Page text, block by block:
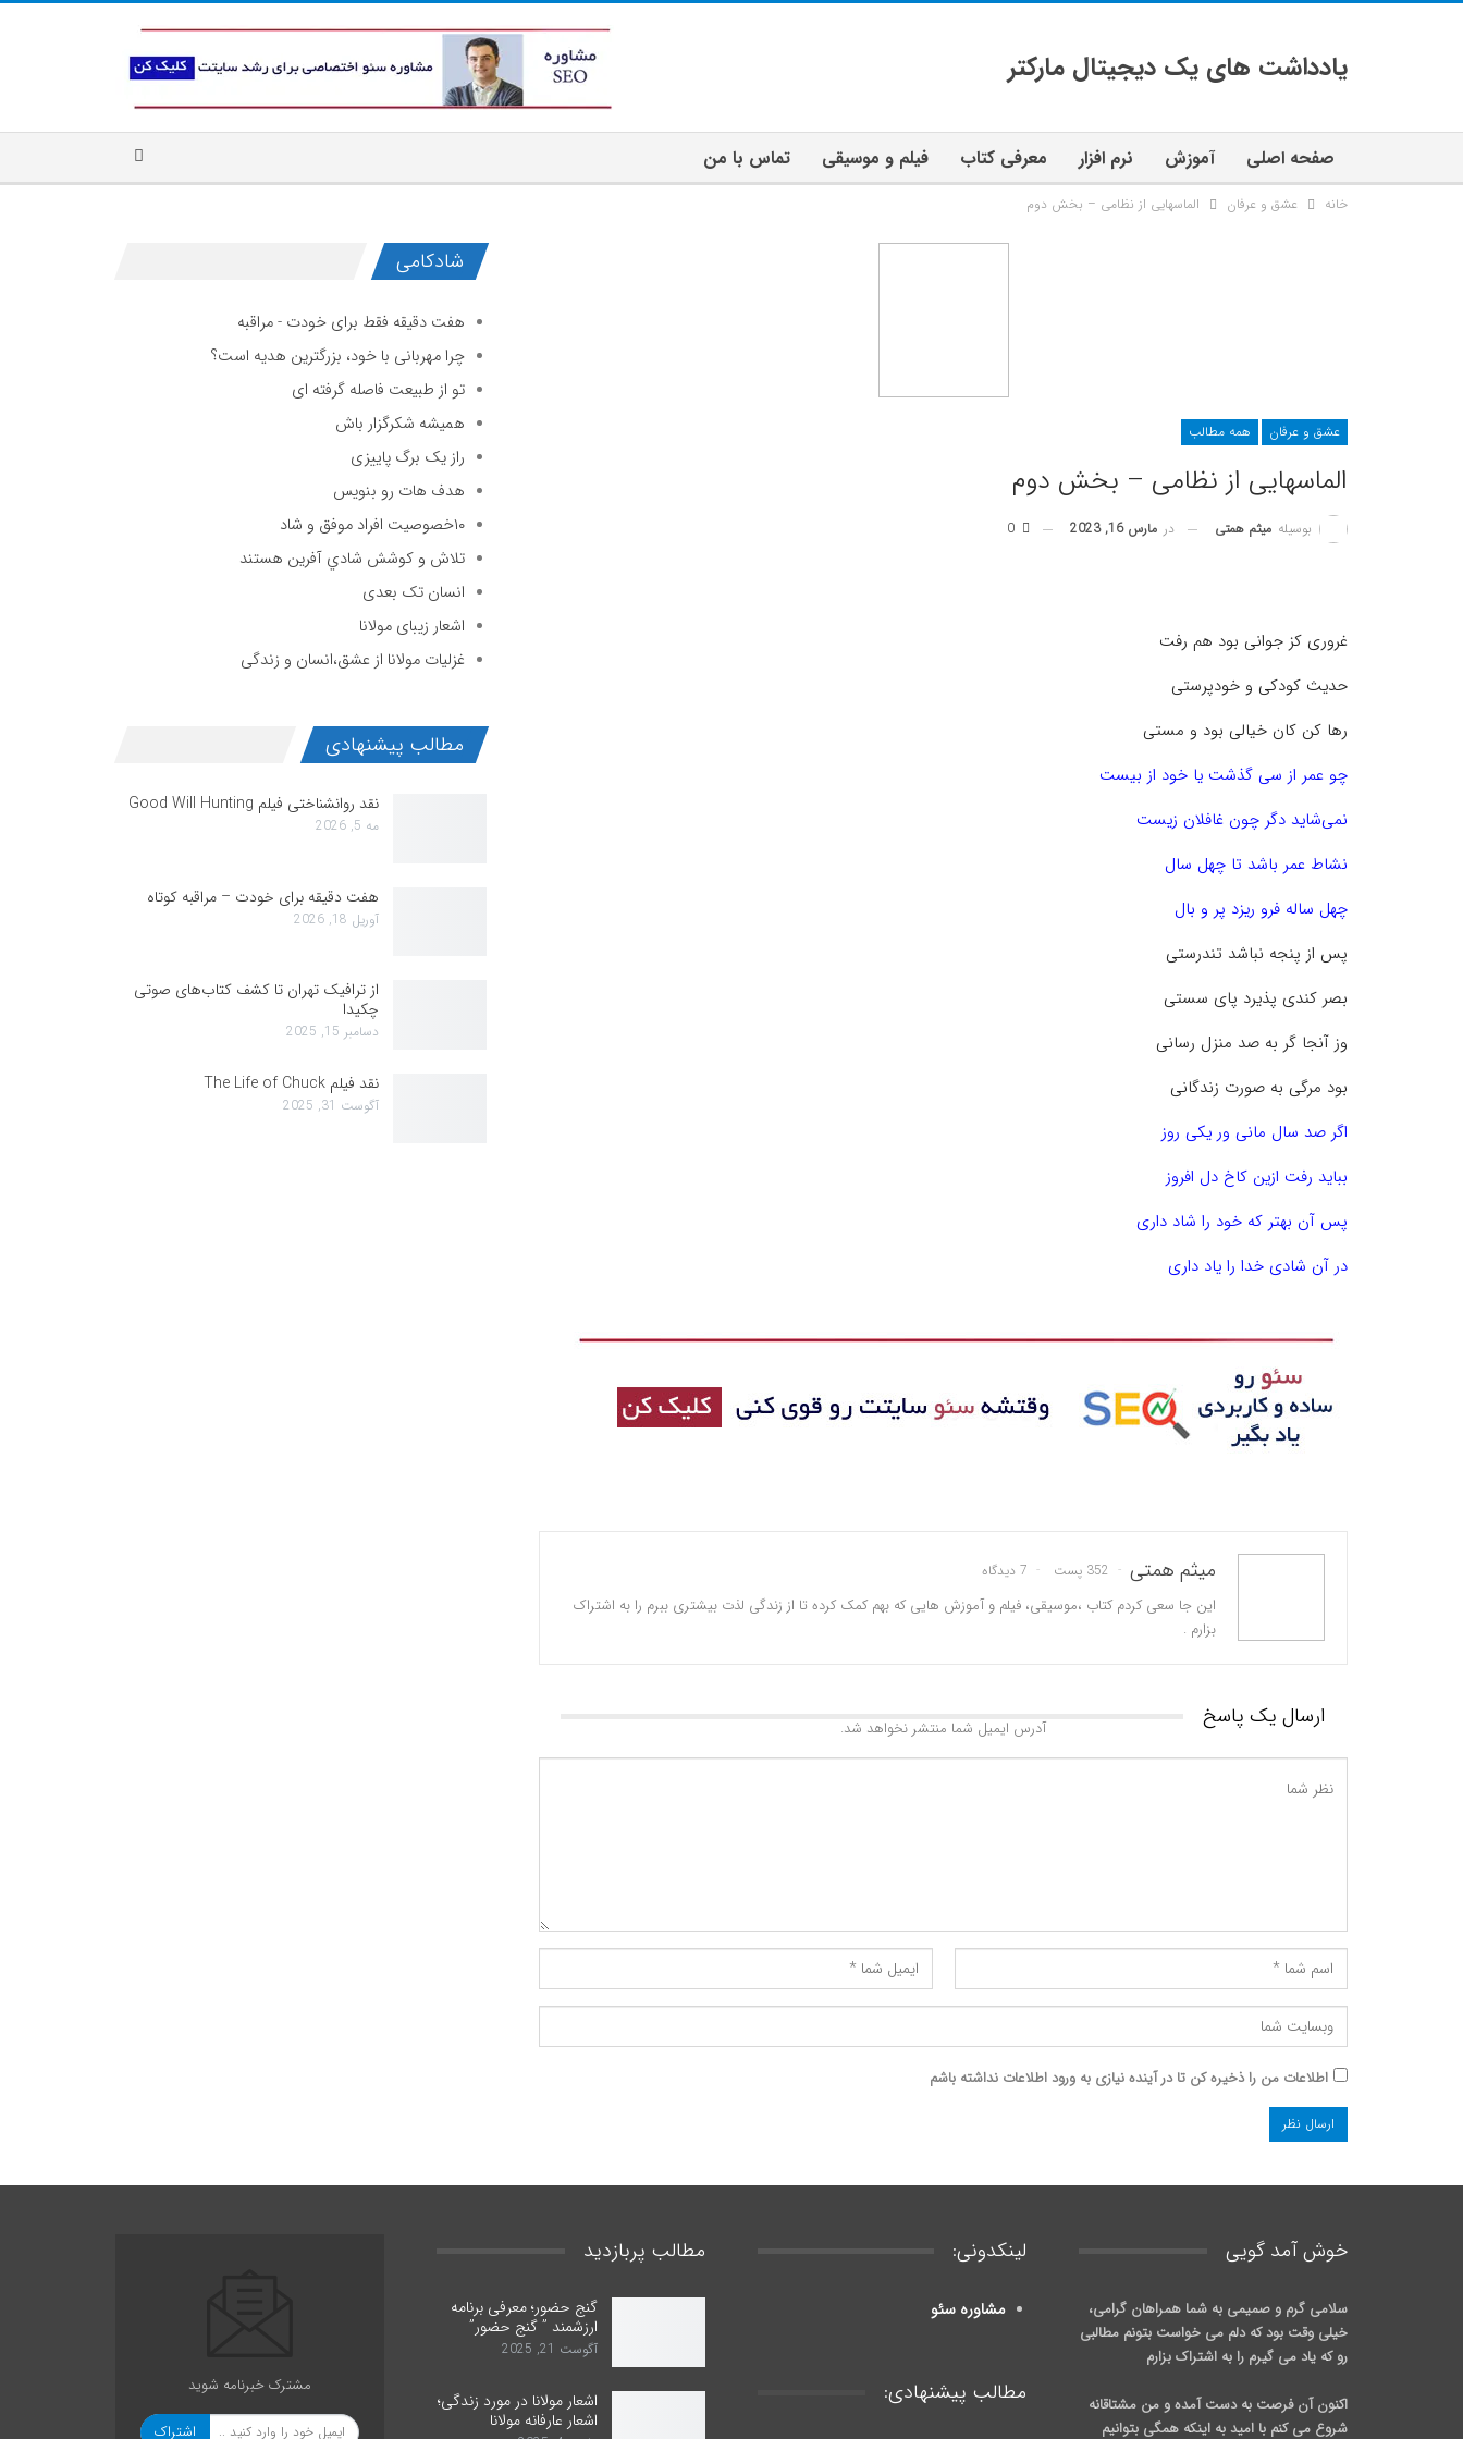
یادداشت های یک دیجیتال مارکتر
صفحه اصلی آموزش نرم افزار معرفی کتاب فیلم و موسیقی تماس با من
خانه عشق و عرفان الماسهایی از نظامی – بخش دوم
عشق و عرفان همه مطالب
الماسهایی از نظامی – بخش دوم
بوسیله میثم همتی در مارس 16, 2023
غروری کز جوانی بود هم رفت
حدیث کودکی و خودپرستی
رها کن کان خیالی بود و مستی
چو عمر از سی گذشت یا خود از بیست
نمی‌شاید دگر چون غافلان زیست
نشاط عمر باشد تا چهل سال
چهل ساله فرو ریزد پر و بال
پس از پنجه نباشد تندرستی
بصر کندی پذیرد پای سستی
وز آنجا گر به صد منزل رسانی
بود مرگی به صورت زندگانی
اگر صد سال مانی ور یکی روز
بباید رفت ازین کاخ دل افروز
پس آن بهتر که خود را شاد داری
در آن شادی خدا را یاد داری
میثم همتی 352 پست 7 دیدگاه
این جا سعی کردم کتاب ،موسیقی، فیلم و آموزش هایی که بهم کمک کرده تا از زندگی لذت بیشتری ببرم را به اشتراک
بزارم .
ارسال یک پاسخ آدرس ایمیل شما منتشر نخواهد شد.
اطلاعات من را ذخیره کن تا در آینده نیازی به ورود اطلاعات نداشته باشم
شادکامی
هفت دقیقه فقط برای خودت - مراقبه
چرا مهربانی با خود، بزرگترین هدیه است؟
تو از طبیعت فاصله گرفته ای
همیشه شکرگزار باش
راز یک برگ پاییزی
هدف هات رو بنویس
۱۰خصوصیت افراد موفق و شاد
تلاش و كوشش شادي آفرين هستند
انسان تک بعدی
اشعار زیبای مولانا
غزلیات مولانا از عشق،انسان و زندگی
مطالب پیشنهادی
نقد روانشناختی فیلم Good Will Hunting
مه 5, 2026
هفت دقیقه برای خودت – مراقبه کوتاه
آوریل 18, 2026
از ترافیک تهران تا کشف کتاب‌های صوتی
چکیدا
دسامبر 15, 2025
نقد فیلم The Life of Chuck
آگوست 31, 2025
خوش آمد گويی
سلامی گرم و صمیمی به شما همراهان گرامی،
خیلی وقت بود که دلم می خواست بتونم مطالبی
رو که یاد می گیرم را به اشتراک بزارم
اکنون آن فرصت به دست آمده و من مشتاقانه
شروع می کنم با امید به اینکه همگی بتوانیم
لینکدونی:
مشاوره سئو
مطالب پیشنهادی:
مطالب پربازدید
گنج حضور؛ معرفی برنامه
ارزشمند ” گنج حضور”
آگوست 21, 2025
اشعار مولانا در مورد زندگی؛
اشعار عارفانه مولانا
مشترک خبرنامه شوید
اشتراک